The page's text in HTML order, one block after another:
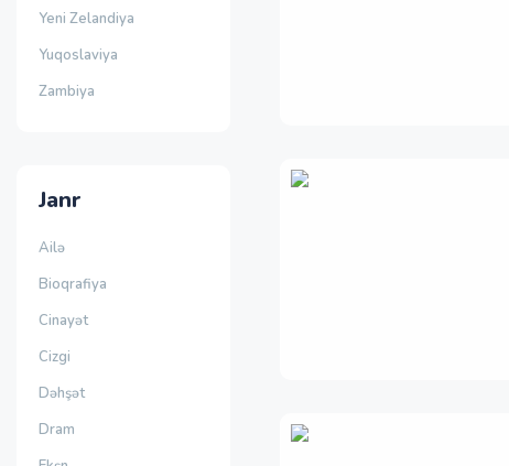
Yeni Zelandiya
Yuqoslaviya
Zambiya
Janr
Ailə
Bioqrafiya
Cinayət
Cizgi
Dəhşət
Dram